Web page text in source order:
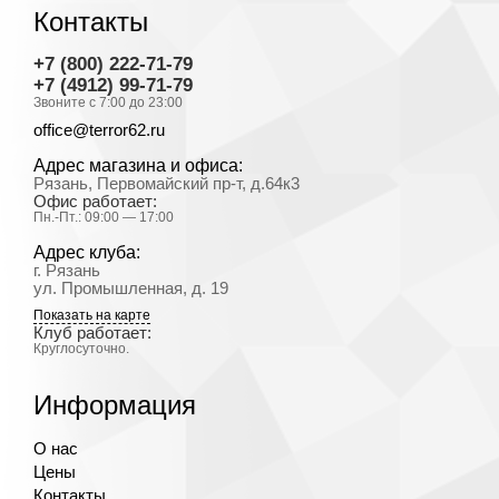
Контакты
+7 (800) 222-71-79
+7 (4912) 99-71-79
Звоните с 7:00 до 23:00
office@terror62.ru
Адрес магазина и офиса:
Рязань, Первомайский пр-т, д.64к3
Офис работает:
Пн.-Пт.: 09:00 — 17:00
Адрес клуба:
г. Рязань
ул. Промышленная, д. 19
Показать на карте
Клуб работает:
Круглосуточно.
Информация
О нас
Цены